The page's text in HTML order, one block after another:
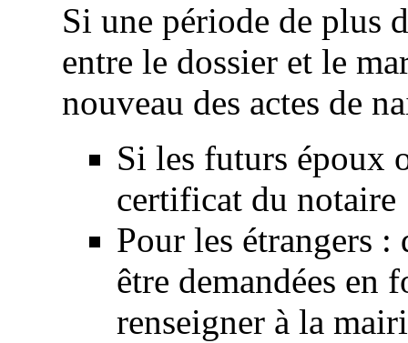
Si une période de plus
entre le dossier et le
nouveau des actes de
Si les futurs époux
certificat du notaire
Pour les étrangers :
être demandées en
renseigner à la